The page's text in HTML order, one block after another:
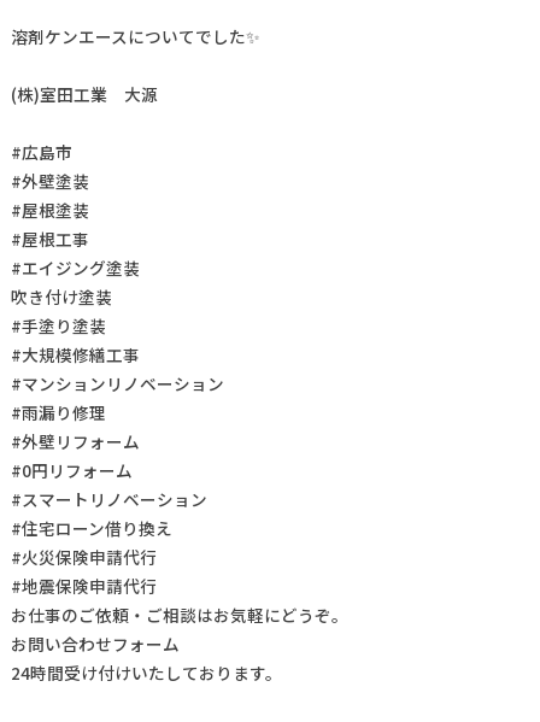
溶剤ケンエースについてでした✨
(株)室田工業 大源
#広島市
#外壁塗装
#屋根塗装
#屋根工事
#エイジング塗装
吹き付け塗装
#手塗り塗装
#大規模修繕工事
#マンションリノベーション
#雨漏り修理
#外壁リフォーム
#0円リフォーム
#スマートリノベーション
#住宅ローン借り換え
#火災保険申請代行
#地震保険申請代行
お仕事のご依頼・ご相談はお気軽にどうぞ。
お問い合わせフォーム
24時間受け付けいたしております。